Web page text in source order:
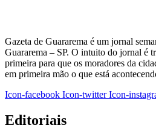
Gazeta de Guararema é um jornal
Guararema – SP. O intuito do jornal é
primeira para que os moradores da
em primeira mão o que está
Icon-facebook Icon-twitter Icon-
Editoriais